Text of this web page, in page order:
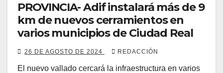
PROVINCIA- Adif instalará más de 9
km de nuevos cerramientos en
varios municipios de Ciudad Real
26 DE AGOSTO DE 2024 REDACCIÓN
El nuevo vallado cercará la infraestructura en varios